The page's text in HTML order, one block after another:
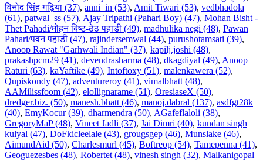
विनोद सिंह गढ़िया (37), anni_in (53), Amit Tiwari (53), vedbhadola
(61), patwal_ss (57), Ajay Tripathi (Pahari Boy) (47), Mohan Bisht -
Thet Pahadi/मोहन बिष्ट-ठेठ पहाडी (49), madhulika negi (48), Pawan
Pahari/पवन पहाडी (47), rajindersemwal (44), purushotamsati (39),
Anoop Rawat "Garhwali Indian" (37), kapilj.joshi (48),
prakashpcm29 (41), devendrasharma (48), dkagdiyal (49), Anoop
Raturi (63), kaYaftike (49), Intoftoxy (51), malenkawera (52),
Qupiskondy (47), adventureroy (41), vimalbhatt (48),
AAMilissfoom (42), elollignarame (51), OresiaseX (50),
dredger.biz. (50), manesh.bhatt (46), manoj.dabral (137), asdfgt28k
(40), EmyKocur (39), dharmendra (50), AGafeflaloli (38),
GregoryMaP (48), Vineet Jadli (37), Jai Dimri (40), kundan singh
kulyal (47), DoFkicleelale (43), grougsgep (46), Munslake (46),
AimundAid (50), Charlesmurl (45), Boftreop (54), Tamepenna (41),
Geoguezesbes (48), Robertet (48), vinesh singh (32), Malkanigopal